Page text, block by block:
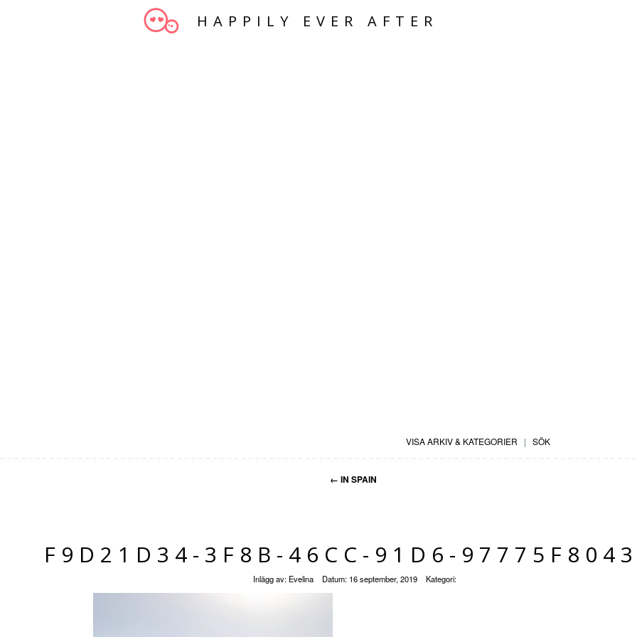
HAPPILY EVER AFTER
VISA ARKIV & KATEGORIER | SÖK
← IN SPAIN
F9D21D34-3F8B-46CC-91D6-
Inlägg av: Evelina Datum: 16 september, 2019 Kategori: